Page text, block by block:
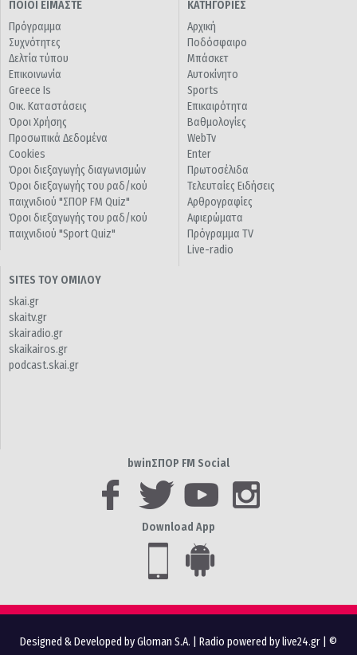
ΠΟΙΟΙ ΕΙΜΑΣΤΕ
Πρόγραμμα
Συχνότητες
Δελτία τύπου
Επικοινωνία
Greece Is
Οικ. Καταστάσεις
Όροι Χρήσης
Προσωπικά Δεδομένα
Cookies
Όροι διεξαγωγής διαγωνισμών
Όροι διεξαγωγής του ραδ/κού
παιχνιδιού "ΣΠΟΡ FM Quiz"
Όροι διεξαγωγής του ραδ/κού
παιχνιδιού "Sport Quiz"
ΚΑΤΗΓΟΡΙΕΣ
Αρχική
Ποδόσφαιρο
Μπάσκετ
Αυτοκίνητο
Sports
Επικαιρότητα
Βαθμολογίες
WebTv
Enter
Πρωτοσέλιδα
Τελευταίες Ειδήσεις
Αρθρογραφίες
Αφιερώματα
Πρόγραμμα TV
Live-radio
SITES ΤΟΥ ΟΜΙΛΟΥ
skai.gr
skaitv.gr
skairadio.gr
skaikairos.gr
podcast.skai.gr
bwinΣΠΟΡ FM Social
Download App
Designed & Developed by Gloman S.A. Radio powered by live24.gr | ©